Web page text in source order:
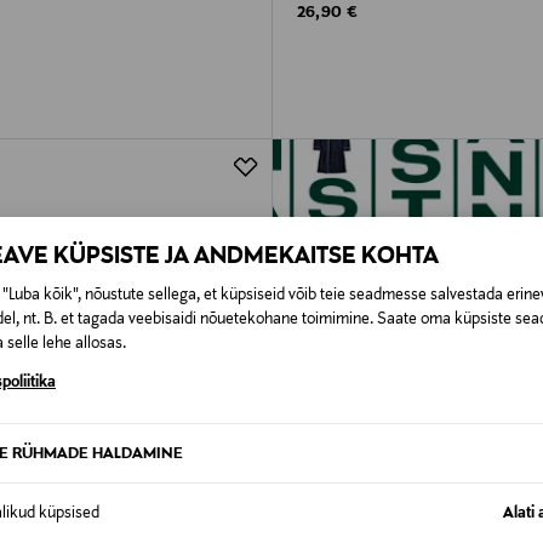
KÜPSISTE JA ANDMEKAITSE KOHTA
"Luba kõik", nõustute sellega, et küpsiseid võib teie seadmesse salvestada
nt. B. et tagada veebisaidi nõuetekohane toimimine. Saate oma küpsiste
selle lehe allosas.
RÜHMADE HALDAMINE
küpsised Alati
Original Price
26,90 €